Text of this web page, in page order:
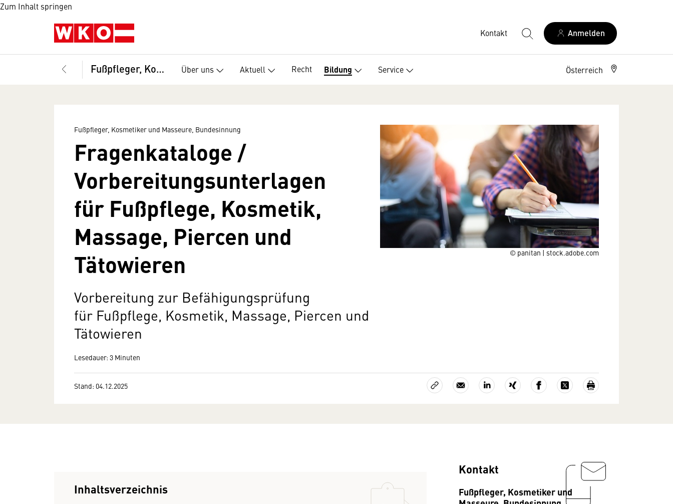
Zum Inhalt springen
Kontakt Anmelden
Fußpfleger, Kosmetiker und Masseure, Bundesinnung Über uns Aktuell Recht Bildung Service Österreich
© panitan | stock.adobe.com
Fußpfleger, Kosmetiker und Masseure, Bundesinnung
Fragenkataloge /
Vorbereitungsunterlagen
für Fußpflege, Kosmetik,
Massage, Piercen und
Tätowieren
Vorbereitung zur Befähigungsprüfung
für Fußpflege, Kosmetik, Massage, Piercen und
Tätowieren
Lesedauer: 3 Minuten
Stand: 04.12.2025
Inhaltsverzeichnis
Kontakt
Fußpfleger, Kosmetiker und